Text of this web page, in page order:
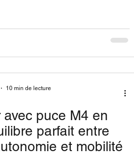
puce M4 en
parfait entre
et mobilité
10 min de lecture